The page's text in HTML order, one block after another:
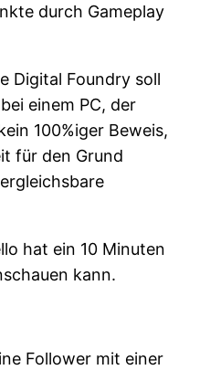
durch Gameplay
Digital Foundry soll
einem PC, der
100%iger Beweis,
für den Grund
hat ein 10 Minuten
kann.
Follower mit einer